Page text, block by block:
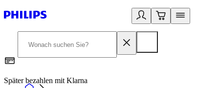
Später bezahlen mit Klarna